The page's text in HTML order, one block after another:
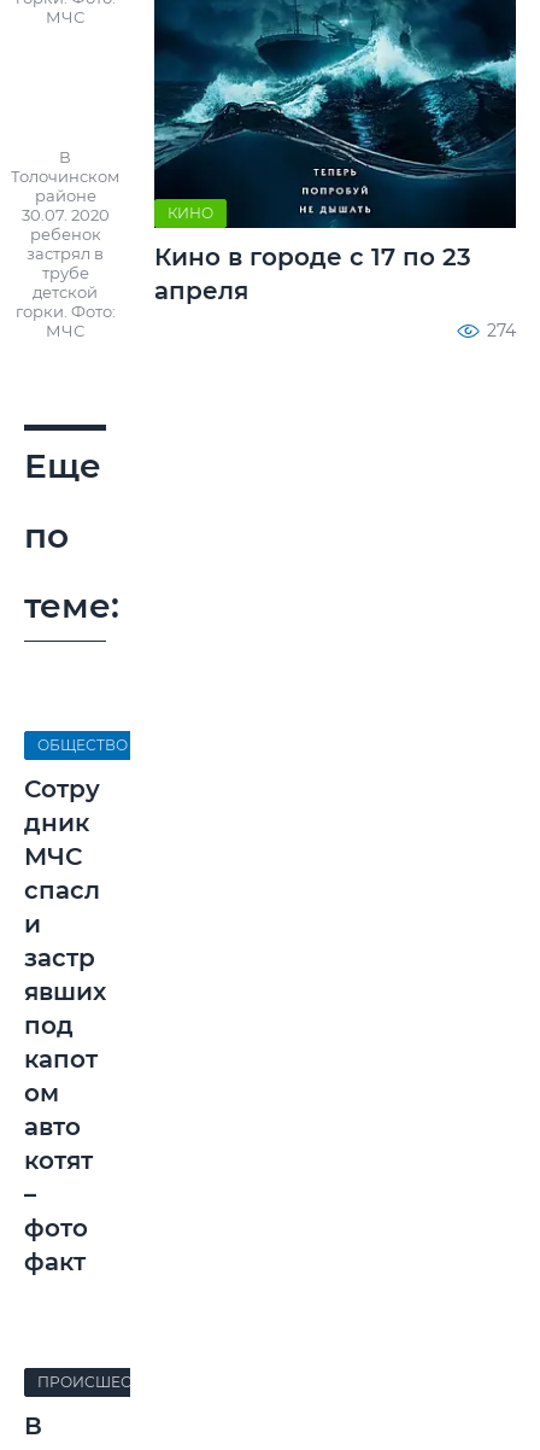
МЧС
В
Толочинском
районе
30.07. 2020
ребенок
застрял в
трубе
детской
горки. Фото:
МЧС
Еще
по
теме:
ОБЩЕСТВО
Сотру
дник
МЧС
спасл
и
застр
явших
под
капот
ом
авто
котят
–
фото
факт
ПРОИСШЕСТВИЯ
В
КИНО
Кино в городе с 17 по 23
апреля
274